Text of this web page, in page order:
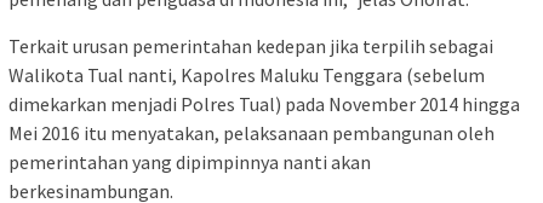
Terkait urusan pemerintahan kedepan jika terpilih sebagai
Walikota Tual nanti, Kapolres Maluku Tenggara (sebelum
dimekarkan menjadi Polres Tual) pada November 2014 hingga
Mei 2016 itu menyatakan, pelaksanaan pembangunan oleh
pemerintahan yang dipimpinnya nanti akan
berkesinambungan.